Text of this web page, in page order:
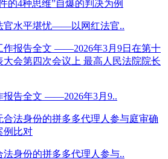
官水平堪忧——以网红法官..
报告全文 ——2026年3月9..
身份的拼多多代理人参与..